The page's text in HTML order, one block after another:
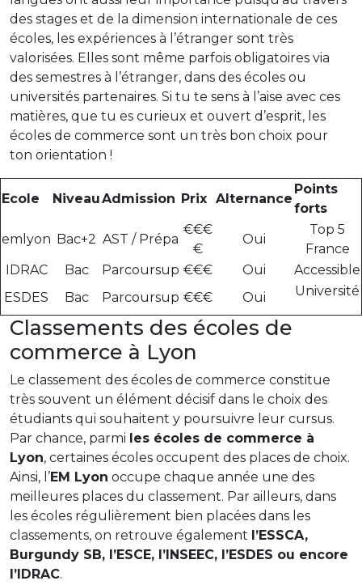
des stages et de la dimension internationale de ces
écoles, les expériences à l’étranger sont très
valorisées. Elles sont même parfois obligatoires via
des semestres à l’étranger, dans des écoles ou
universités partenaires. Si tu te sens à l’aise avec ces
matières, que tu es curieux et ouvert d’esprit, les
écoles de commerce sont un très bon choix pour
ton orientation !
Ecole NiveauAdmission Prix Alternance
Points
forts
emlyon Bac+2 AST / Prépa
€€€
€
Oui
Top 5
France
IDRAC
Bac Parcoursup €€€ Oui
Accessible
ESDES
Bac Parcoursup €€€ Oui Université
Classements des écoles de
commerce à Lyon
Le classement des écoles de commerce constitue
très souvent un élément décisif dans le choix des
étudiants qui souhaitent y poursuivre leur cursus.
Par chance, parmi les écoles de commerce à
Lyon, certaines écoles occupent des places de choix.
Ainsi, l’EM Lyon occupe chaque année une des
meilleures places du classement. Par ailleurs, dans
les écoles régulièrement bien placées dans les
classements, on retrouve également l’ESSCA,
Burgundy SB, l’ESCE, l’INSEEC, l’ESDES ou encore
l’IDRAC.